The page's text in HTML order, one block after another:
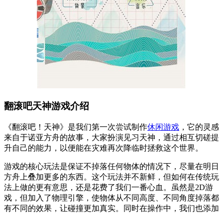
翻滚吧天神游戏介绍
《翻滚吧！天神》是我们第一次尝试制作休闲游戏 ，它的灵感
来自于诺亚方舟的故事，大家扮演见习天神，通过相互切磋提
升自己的能力，以便能在灾难再次降临时拯救这个世界。
游戏的核心玩法是保证不掉落任何物体的情况下，尽量在明日
方舟上叠加更多的东西。这个玩法并不新鲜，但如何在传统玩
法上做的更有意思，还是花费了我们一番心血。虽然是2D游
戏，但加入了物理引擎，使物体从不同高度、不同角度掉落都
有不同的效果，让碰撞更加真实。同时在操作中，我们也添加